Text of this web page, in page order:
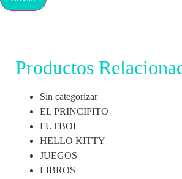
Productos
Sin categorizar
EL PRINCIPITO
FUTBOL
HELLO KITTY
JUEGOS
LIBROS